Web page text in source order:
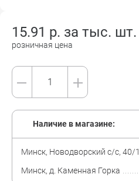
15.91 р. за тыс. шт.
розничная цена
Наличие в магазине:
Минск, Новодворский с/с, 40/1
Минск, д. Каменная Горка